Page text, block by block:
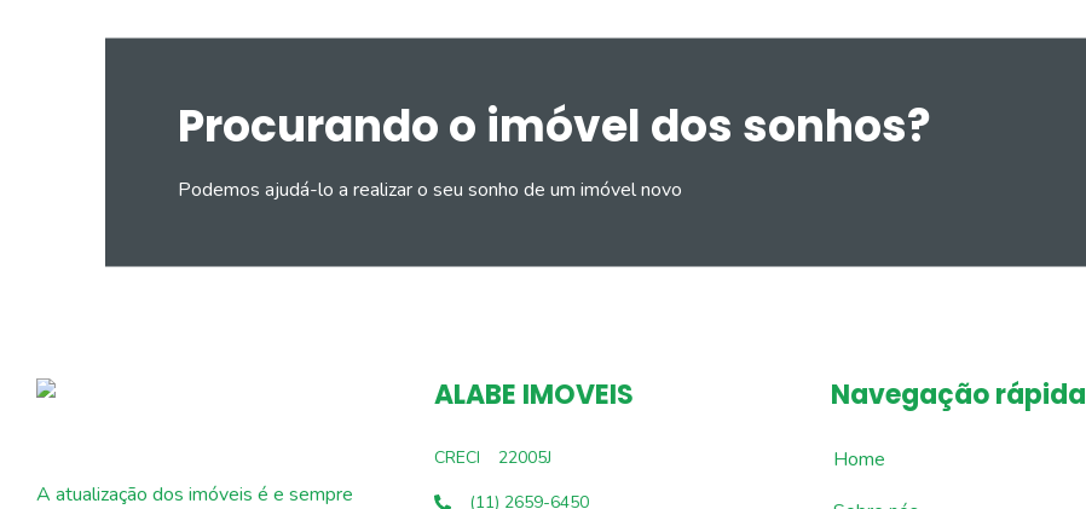
Procurando o imóvel dos sonhos?
Podemos ajudá-lo a realizar o seu sonho de um imóvel novo
A atualização dos imóveis é e sempre
ALABE IMOVEIS
CRECI
22005J
(11) 2659-6450
Navegação rápida
Home